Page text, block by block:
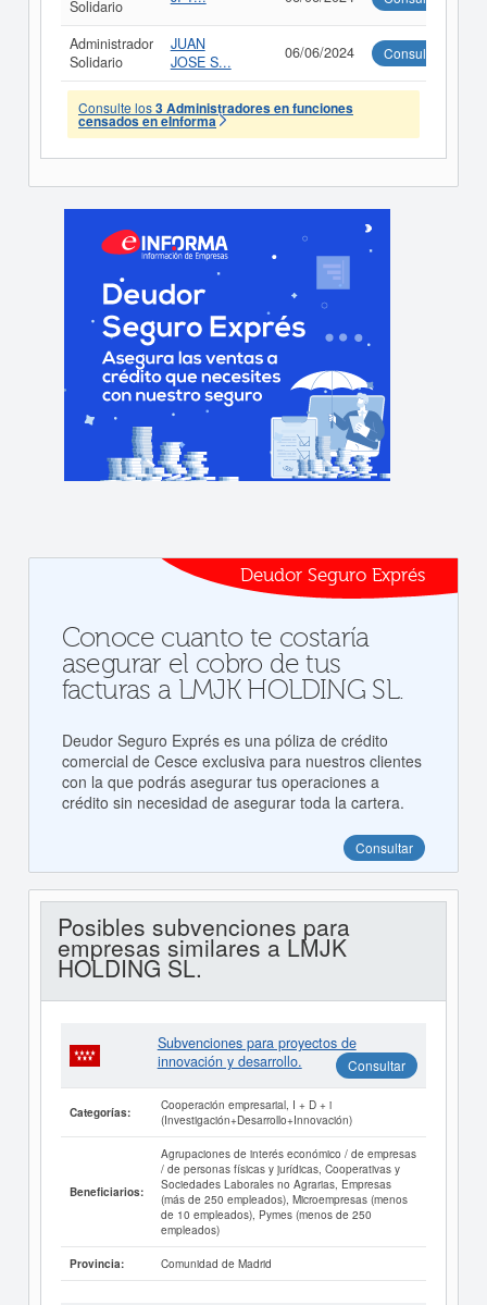
Solidario
Administrador
Solidario
JUAN
JOSE S...
06/06/2024 Consultar
Consulte los3 Administradores en funciones
censados en eInforma
Deudor Seguro Exprés
Conoce cuanto te costaría
asegurar el cobro de tus
facturas a LMJK HOLDING SL.
Deudor Seguro Exprés es una póliza de crédito
comercial de Cesce exclusiva para nuestros clientes
con la que podrás asegurar tus operaciones a
crédito sin necesidad de asegurar toda la cartera.
Consultar
Posibles subvenciones para
empresas similares a LMJK
HOLDING SL.
Subvenciones para proyectos de
innovación y desarrollo.
Consultar
Categorías:
Cooperación empresarial, I + D + i
(Investigación+Desarrollo+Innovación)
Beneficiarios:
Agrupaciones de interés económico / de empresas
/ de personas físicas y jurídicas, Cooperativas y
Sociedades Laborales no Agrarias, Empresas
(más de 250 empleados), Microempresas (menos
de 10 empleados), Pymes (menos de 250
empleados)
Provincia: Comunidad de Madrid